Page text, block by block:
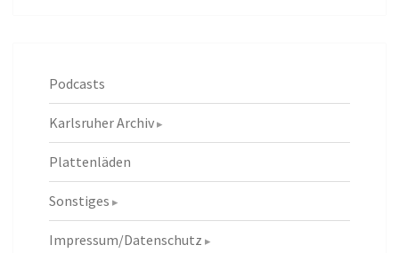
Podcasts
Karlsruher Archiv
Plattenläden
Sonstiges
Impressum/Datenschutz